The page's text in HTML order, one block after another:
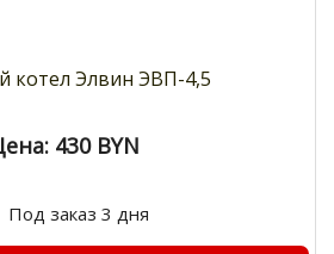
котел Элвин ЭВП-4,5
430 BYN
Под заказ 3 дня